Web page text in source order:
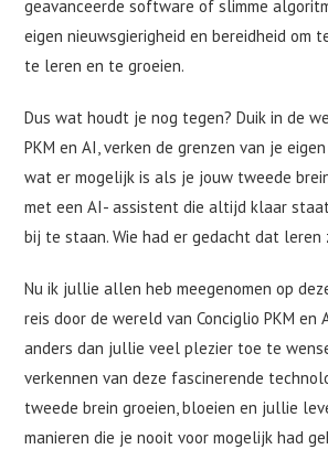
geavanceerde software of slimme
eigen nieuwsgierigheid en bereidheid om
te leren en te groeien.
Dus wat houdt je nog tegen? Duik in de
PKM en AI, verken de grenzen van je
wat er mogelijk is als je jouw tweede
met een AI- assistent die altijd klaar
bij te staan. Wie had er gedacht dat leren
Nu ik jullie allen heb meegenomen op
reis door de wereld van Conciglio PKM en
anders dan jullie veel plezier toe te
verkennen van deze fascinerende
tweede brein groeien, bloeien en jullie
manieren die je nooit voor mogelijk had